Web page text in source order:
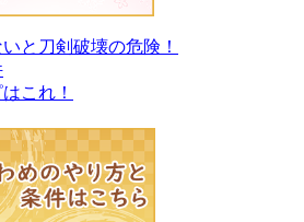
と刀剣破壊の危険！
これ！